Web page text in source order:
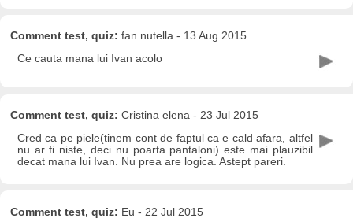
Comment test, quiz: fan nutella - 13 Aug 2015
Ce cauta mana lui Ivan acolo
Comment test, quiz: Cristina elena - 23 Jul 2015
Cred ca pe piele(tinem cont de faptul ca e cald afara, altfel
nu ar fi niste, deci nu poarta pantaloni) este mai plauzibil
decat mana lui Ivan. Nu prea are logica. Astept pareri.
Comment test, quiz: Eu - 22 Jul 2015